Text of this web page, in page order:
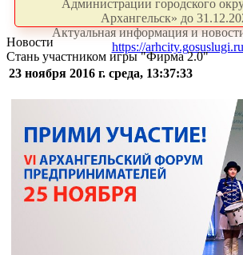
Администрации городского
Архангельск» до
Актуальная информация и
https://
Новости
Стань участником игры "Фирма 2.0"
23 ноября 2016 г. среда, 13:37:33